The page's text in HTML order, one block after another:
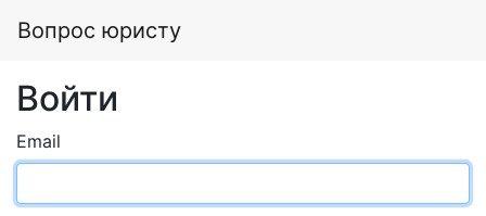
Вопрос юристу
Войти
Email